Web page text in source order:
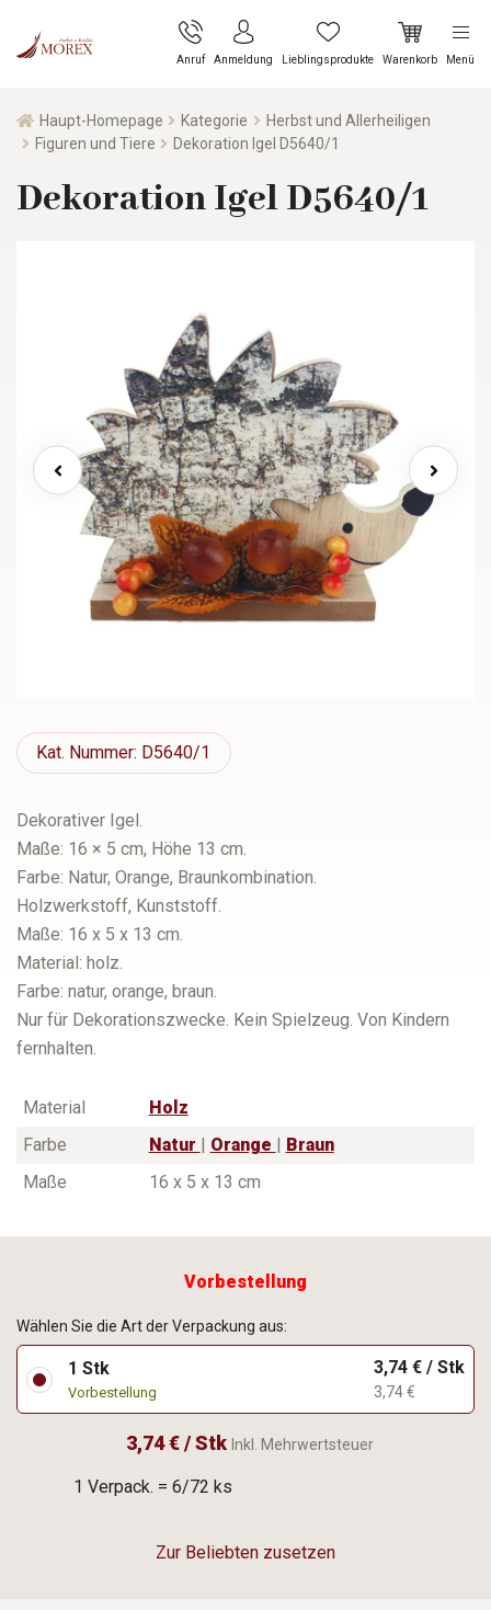
Anruf Anmeldung Lieblingsprodukte Warenkorb Menü
Haupt-Homepage Kategorie
Herbst und Allerheiligen
Figuren und Tiere
Dekoration Igel D5640/1
Dekoration Igel D5640/1
Kat. Nummer: D5640/1
Dekorativer Igel.
Maße: 16 × 5 cm, Höhe 13 cm.
Farbe: Natur, Orange, Braunkombination.
Holzwerkstoff, Kunststoff.
Maße: 16 x 5 x 13 cm.
Material: holz.
Farbe: natur, orange, braun.
Nur für Dekorationszwecke. Kein Spielzeug. Von Kindern
fernhalten.
Material
Holz
Farbe
Natur Orange
Braun
Maße
16 x 5 x 13 cm
Vorbestellung
1 Verpack. = 6/72 ks
Zur Beliebten zusetzen
Wählen Sie die Art der Verpackung aus:
1 Stk
Vorbestellung
3,74 € / Stk
3,74 €
3,74 € / Stk Inkl. Mehrwertsteuer